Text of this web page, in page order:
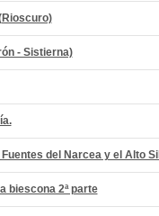
- Sistierna)
del Narcea y el Alto Sil
biescona 2ª parte